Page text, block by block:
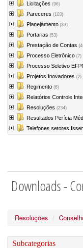
Licitações (96)
Pareceres (103)
Planejamento (83)
Portarias (53)
Prestação de Contas
Processo Eletrônico (7)
Processo Seletivo
Projetos Inovadores (2)
Regimento (6)
Relatórios Controle
Resoluções (234)
Resultados Perícia
Telefones setores
Downloads -
Resoluções
Subcategorias